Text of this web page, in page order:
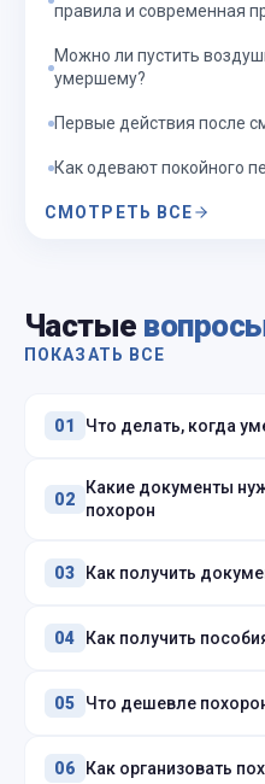
правила и современная
Можно ли пустить
умершему?
Первые действия после
Как одевают покойного
СМОТРЕТЬ ВСЕ
Частые
ПОКАЗАТЬ ВСЕ
01 Что делать, когда
02
Какие документы
похорон
03 Как получить
04 Как получить
05 Что дешевле
06 Как организовать